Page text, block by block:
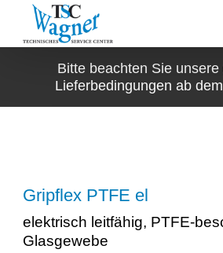
Bitte beachten Sie
Lieferbedingungen ab
Gripflex PTFE el
elektrisch leitfähig, PTFE-
Glasgewebe